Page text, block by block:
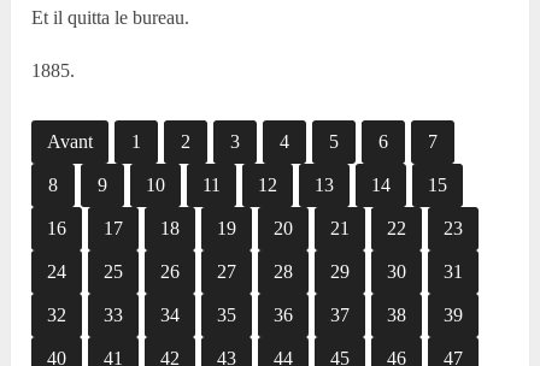
Et il quitta le bureau.
1885.
Avant 1 2 3 4 5 6 7
8 9 10 11 12 13 14 15
16 17 18 19 20 21 22 23
24 25 26 27 28 29 30 31
32 33 34 35 36 37 38 39
40 41 42 43 44 45 46 47